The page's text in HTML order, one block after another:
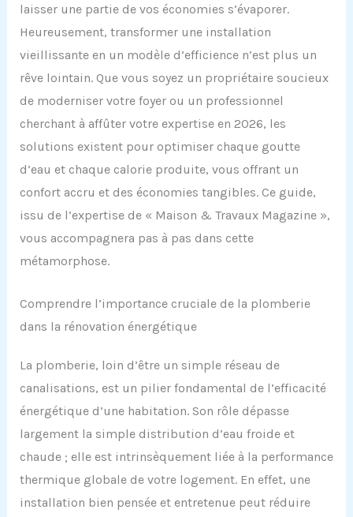
laisser une partie de vos économies s’évaporer.
Heureusement, transformer une installation
vieillissante en un modèle d’efficience n’est plus un
rêve lointain. Que vous soyez un propriétaire soucieux
de moderniser votre foyer ou un professionnel
cherchant à affûter votre expertise en 2026, les
solutions existent pour optimiser chaque goutte
d’eau et chaque calorie produite, vous offrant un
confort accru et des économies tangibles. Ce guide,
issu de l’expertise de « Maison & Travaux Magazine »,
vous accompagnera pas à pas dans cette
métamorphose.
Comprendre l’importance cruciale de la plomberie
dans la rénovation énergétique
La plomberie, loin d’être un simple réseau de
canalisations, est un pilier fondamental de l’efficacité
énergétique d’une habitation. Son rôle dépasse
largement la simple distribution d’eau froide et
chaude ; elle est intrinsèquement liée à la performance
thermique globale de votre logement. En effet, une
installation bien pensée et entretenue peut réduire